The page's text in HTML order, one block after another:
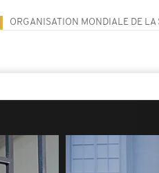
ORGANISATION MONDIALE DE LA